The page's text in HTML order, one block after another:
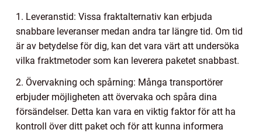
1. Leveranstid: Vissa fraktalternativ kan erbjuda
snabbare leveranser medan andra tar längre tid. Om tid
är av betydelse för dig, kan det vara värt att undersöka
vilka fraktmetoder som kan leverera paketet snabbast.
2. Övervakning och spårning: Många transportörer
erbjuder möjligheten att övervaka och spåra dina
försändelser. Detta kan vara en viktig faktor för att ha
kontroll över ditt paket och för att kunna informera